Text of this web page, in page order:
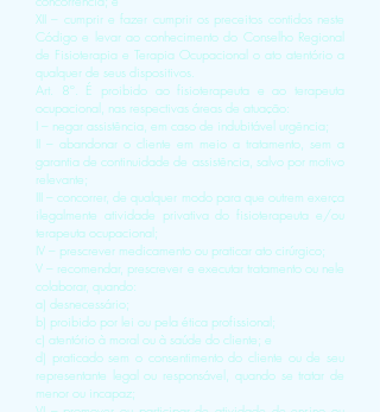
XII – cumprir e fazer cumprir os preceitos contidos neste
Código e levar aoconhecimento do Conselho Regional
de Fisioterapia e Terapia Ocupacional o ato atentório a
qualquer de seus dispositivos.
Art. 8º. É proibido ao fisioterapeuta e ao terapeuta
ocupacional, nas respectivas áreas de atuação:
I – negar assistência, em caso de indubitável urgência;
II – abandonar o cliente em meio a tratamento, sem a
garantia de continuidade de assistência, salvo por motivo
relevante;
III – concorrer, de qualquer modo para que outrem exerça
ilegalmente atividade privativa do fisioterapeuta e/ou
terapeuta ocupacional;
IV – prescrever medicamento ou praticar ato cirúrgico;
V – recomendar, prescrever e executar tratamento ou nele
colaborar, quando:
a) desnecessário;
b) proibido por lei ou pela ética profissional;
c) atentório à moral ou à saúde do cliente; e
d) praticado sem o consentimento do cliente ou de seu
representante legal ou responsável, quando se tratar de
menor ou incapaz;